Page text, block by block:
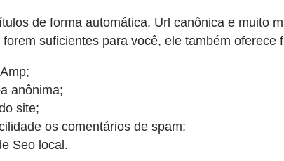
de forma automática, Url canônica e muito
suficientes para você, ele também
anônima;
site;
os comentários de spam;
Seo local.